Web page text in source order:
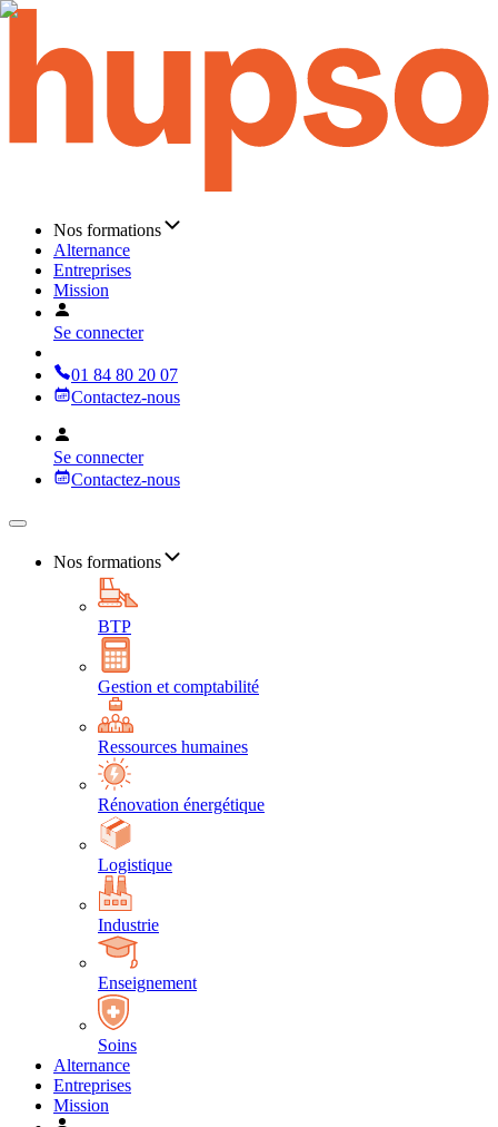
Nos formations
Alternance
Entreprises
Mission
Se connecter
01 84 80 20 07
Contactez-nous
Se connecter
Contactez-nous
Nos formations
BTP
Gestion et comptabilité
Ressources humaines
Rénovation énergétique
Logistique
Industrie
Enseignement
Soins
Alternance
Entreprises
Mission